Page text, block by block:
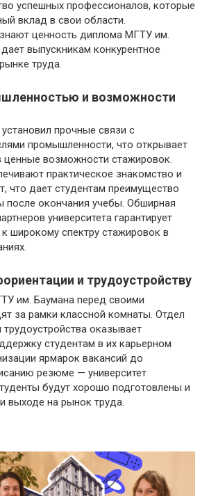
успешных профессионалов, которые
вклад в свои области.
ценность диплома МГТУ им.
выпускникам конкурентное
труда.
и возможности
прочные связи с
промышленности, что открывает
ценные возможности стажировок.
практическое знакомство и
что дает студентам преимущество
после окончания учебы. Обширная
университета гарантирует
широкому спектру стажировок в
и трудоустройству
им. Баумана перед своими
за рамки классной комнаты. Отдел
оказывает
студентам в их карьерном
ярмарок вакансий до
резюме — университет
будут хорошо подготовлены и
выходе на рынок труда.